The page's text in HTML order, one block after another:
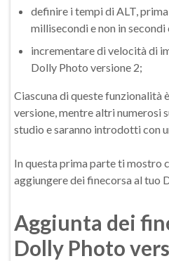
definire i tempi di ALT,
millisecondi e non in secondi
incrementare di velocità di
Dolly Photo versione 2;
Ciascuna di queste funzionalità
versione, mentre altri numerosi
studio e saranno introdotti con
In questa prima parte ti mostro
aggiungere dei finecorsa al tuo
Aggiunta dei
Dolly Photo